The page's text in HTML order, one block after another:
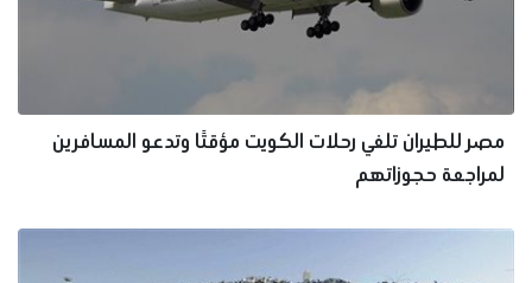
مصر للطيران تلغي رحلات الكويت مؤقتًا وتدعو المسافرين
لمراجعة حجوزاتهم